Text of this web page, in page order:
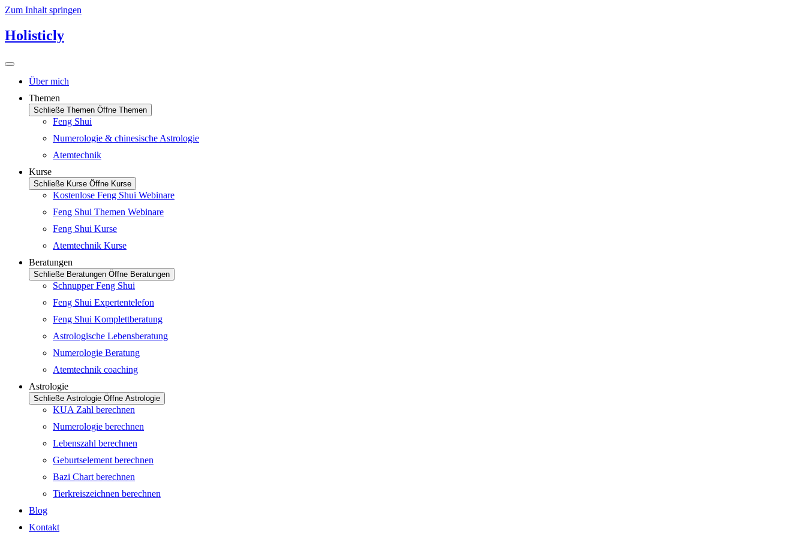
Zum Inhalt springen
Holisticly
Über mich
Themen
Schließe Themen Öffne Themen
Feng Shui
Numerologie & chinesische Astrologie
Atemtechnik
Kurse
Schließe Kurse Öffne Kurse
Kostenlose Feng Shui Webinare
Feng Shui Themen Webinare
Feng Shui Kurse
Atemtechnik Kurse
Beratungen
Schließe Beratungen Öffne Beratungen
Schnupper Feng Shui
Feng Shui Expertentelefon
Feng Shui Komplettberatung
Astrologische Lebensberatung
Numerologie Beratung
Atemtechnik coaching
Astrologie
Schließe Astrologie Öffne Astrologie
KUA Zahl berechnen
Numerologie berechnen
Lebenszahl berechnen
Geburtselement berechnen
Bazi Chart berechnen
Tierkreiszeichnen berechnen
Blog
Kontakt